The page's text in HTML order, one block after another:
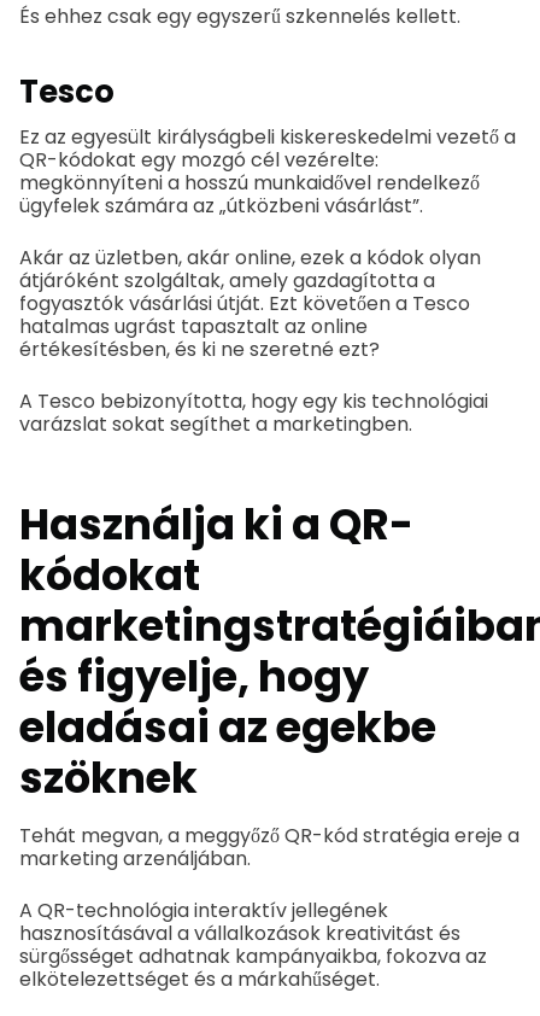
És ehhez csak egy egyszerű szkennelés kellett.
Tesco
Ez az egyesült királyságbeli kiskereskedelmi vezető a
QR-kódokat egy mozgó cél vezérelte:
megkönnyíteni a hosszú munkaidővel rendelkező
ügyfelek számára az „útközbeni vásárlást”.
Akár az üzletben, akár online, ezek a kódok olyan
átjáróként szolgáltak, amely gazdagította a
fogyasztók vásárlási útját. Ezt követően a Tesco
hatalmas ugrást tapasztalt az online
értékesítésben, és ki ne szeretné ezt?
A Tesco bebizonyította, hogy egy kis technológiai
varázslat sokat segíthet a marketingben.
Használja ki a QR-
kódokat
és figyelje, hogy
eladásai az egekbe
szöknek
Tehát megvan, a meggyőző QR-kód stratégia ereje a
marketing arzenáljában.
A QR-technológia interaktív jellegének
hasznosításával a vállalkozások kreativitást és
sürgősséget adhatnak kampányaikba, fokozva az
elkötelezettséget és a márkahűséget.